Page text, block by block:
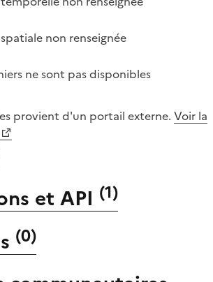
non renseignée
ne sont pas disponibles
provient d'un portail externe. Voir la
et API (1)
(0)